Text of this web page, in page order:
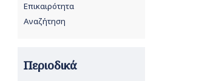
Επικαιρότητα
Αναζήτηση
Περιοδικά